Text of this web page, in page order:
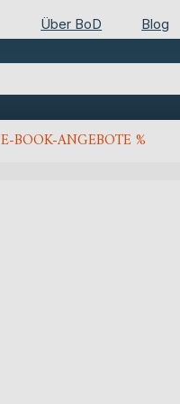
Über BoD Blog
E-BOOK-ANGEBOTE %